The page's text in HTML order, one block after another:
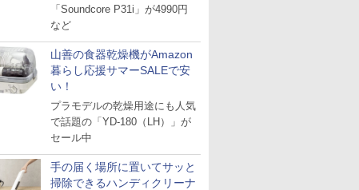
「Soundcore P31i」が4990円
など
山善の食器乾燥機がAmazon
暮らし応援サマーSALEで安
い！
プラモデルの乾燥用途にも人気
で話題の「YD-180（LH）」が
セール中
手の届く場所に置いてサッと
掃除できるハンディクリーナ